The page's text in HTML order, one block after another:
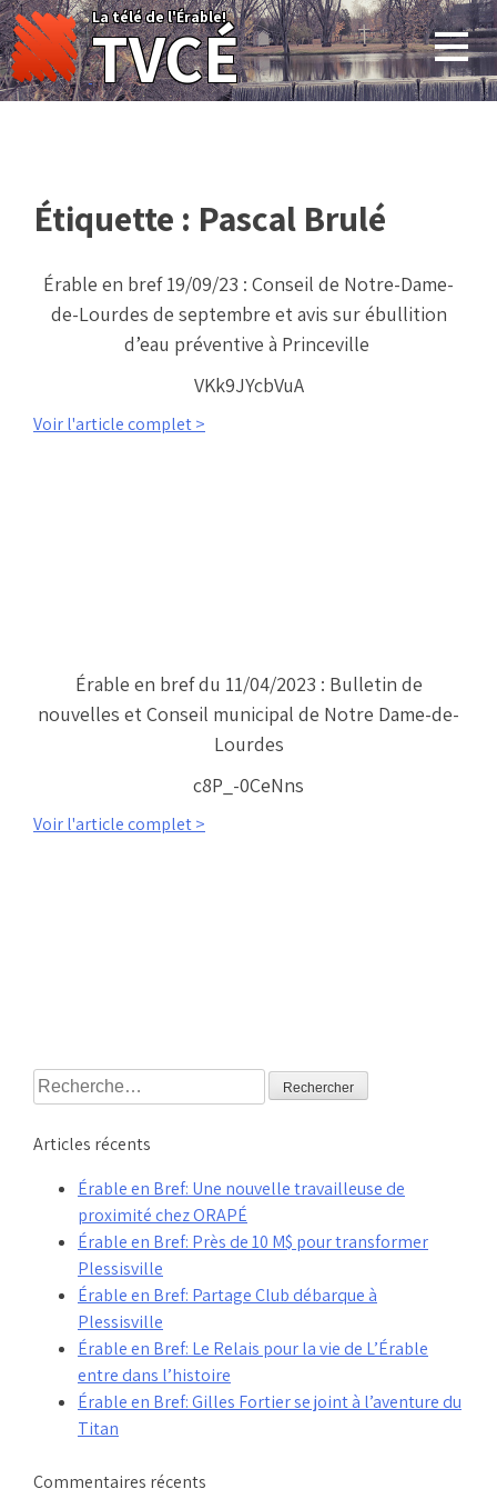
Skip
to
content
La télé de l'Érable!
TVCÉ
Étiquette : Pascal Brulé
Érable en bref 19/09/23 : Conseil de Notre-Dame-
de-Lourdes de septembre et avis sur ébullition
d’eau préventive à Princeville
VKk9JYcbVuA
Voir l'article complet >
Érable en bref du 11/04/2023 : Bulletin de
nouvelles et Conseil municipal de Notre Dame-de-
Lourdes
c8P_-0CeNns
Voir l'article complet >
Rechercher :
Articles récents
Érable en Bref: Une nouvelle travailleuse de
proximité chez ORAPÉ
Érable en Bref: Près de 10 M$ pour transformer
Plessisville
Érable en Bref: Partage Club débarque à
Plessisville
Érable en Bref: Le Relais pour la vie de L’Érable
entre dans l’histoire
Érable en Bref: Gilles Fortier se joint à l’aventure du
Titan
Commentaires récents